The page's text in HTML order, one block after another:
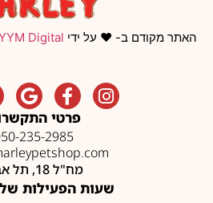
האתר מקודם ב- ❤️ על ידי Digital
פרטי
235-2985
מח"ל 18, תל אביב
שעות הפעילות